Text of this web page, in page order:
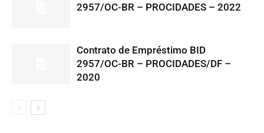
2957/OC-BR – PROCIDADES – 2022
Contrato de Empréstimo BID
2957/OC-BR – PROCIDADES/DF –
2020